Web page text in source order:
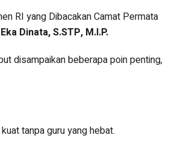
RI yang Dibacakan Camat Permata
Dinata, S.STP, M.I.P.
disampaikan beberapa poin penting,
tanpa guru yang hebat.